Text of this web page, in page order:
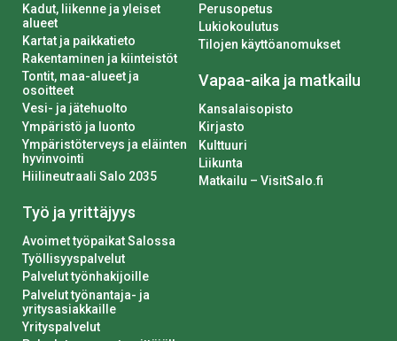
Kadut, liikenne ja yleiset
alueet
Kartat ja paikkatieto
Rakentaminen ja kiinteistöt
Tontit, maa-alueet ja
osoitteet
Vesi- ja jätehuolto
Ympäristö ja luonto
Ympäristöterveys ja eläinten
hyvinvointi
Hiilineutraali Salo 2035
Työ ja yrittäjyys
Avoimet työpaikat Salossa
Työllisyyspalvelut
Palvelut työnhakijoille
Palvelut työnantaja- ja
yritysasiakkaille
Yrityspalvelut
Perusopetus
Lukiokoulutus
Tilojen käyttöanomukset
Vapaa-aika ja matkailu
Kansalaisopisto
Kirjasto
Kulttuuri
Liikunta
Matkailu – VisitSalo.fi